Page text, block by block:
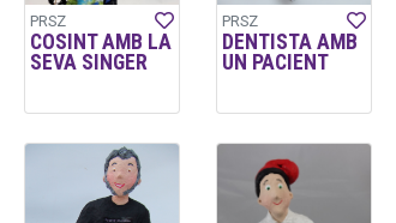
PRSZ
COSINT AMB LA
SEVA SINGER
PRSZ
DENTISTA AMB
UN PACIENT